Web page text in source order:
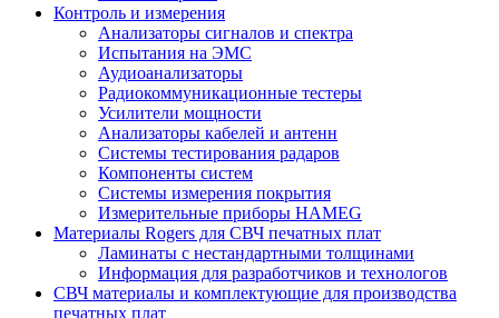
Контроль и измерения
Анализаторы сигналов и спектра
Испытания на ЭМС
Аудиоанализаторы
Радиокоммуникационные тестеры
Усилители мощности
Анализаторы кабелей и антенн
Системы тестирования радаров
Компоненты систем
Системы измерения покрытия
Измерительные приборы HAMEG
Материалы Rogers для СВЧ печатных плат
Ламинаты с нестандартными толщинами
Информация для разработчиков и технологов
СВЧ материалы и комплектующие для производства
печатных плат